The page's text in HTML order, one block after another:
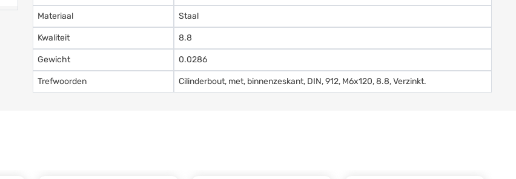
Materiaal Staal
Kwaliteit 8.8
Gewicht 0.0286
Trefwoorden Cilinderbout, met, binnenzeskant, DIN, 912, M6x120, 8.8, Verzinkt.